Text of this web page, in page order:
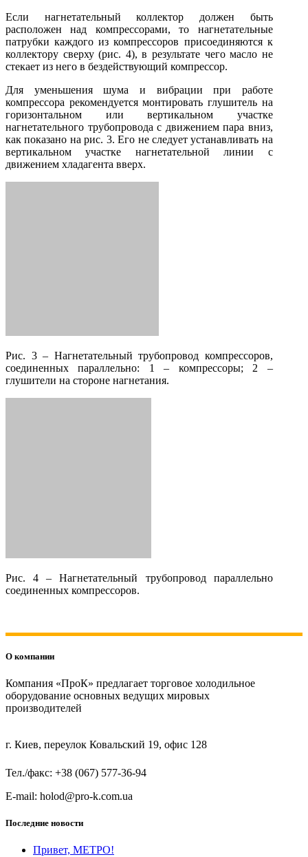
Если нагнетательный коллектор должен быть
расположен над компрессорами, то нагнетательные
патрубки каждого из компрессоров присоединяются к
коллектору сверху (рис. 4), в результате чего масло не
стекает из него в бездействующий компрессор.
Для уменьшения шума и вибрации при работе
компрессора рекомендуется монтировать глушитель на
горизонтальном или вертикальном участке
нагнетательного трубопровода с движением пара вниз,
как показано на рис. 3. Его не следует устанавливать на
вертикальном участке нагнетательной линии с
движением хладагента вверх.
Рис. 3 – Нагнетательный трубопровод компрессоров,
соединенных параллельно: 1 – компрессоры; 2 –
глушители на стороне нагнетания.
Рис. 4 – Нагнетательный трубопровод параллельно
соединенных компрессоров.
О компании
Компания «ПроК» предлагает торговое холодильное
оборудование основных ведущих мировых
производителей
г. Киев, переулок Ковальский 19, офис 128
Тел./факс: +38 (067) 577-36-94
E-mail: holod@pro-k.com.ua
Последние новости
Привет, МЕТРО!